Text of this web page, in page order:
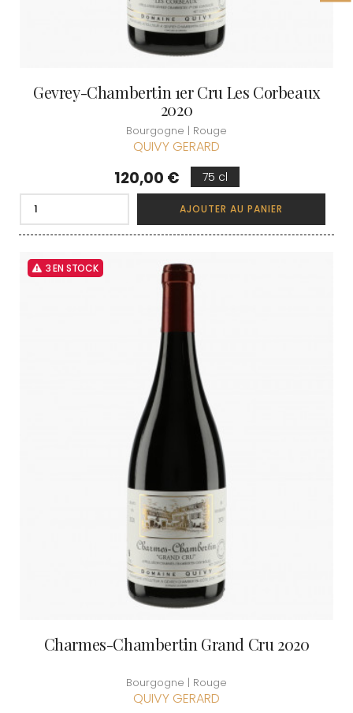
Gevrey-Chambertin 1er Cru Les Corbeaux
2020
Bourgogne | Rouge
QUIVY GERARD
Prix
120,00 € 75 cl
AJOUTER AU PANIER
3 EN STOCK
Charmes-Chambertin Grand Cru 2020
Bourgogne | Rouge
QUIVY GERARD